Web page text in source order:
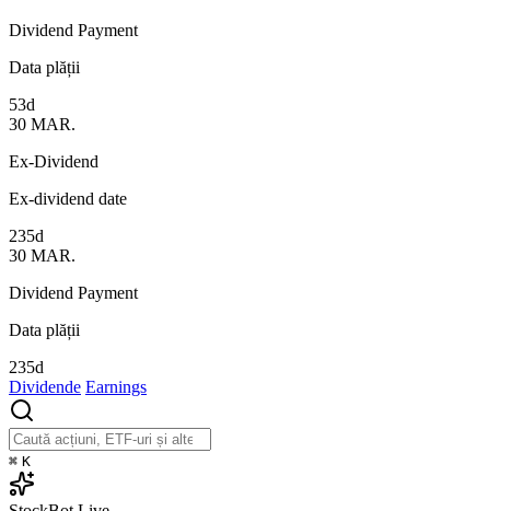
Dividend Payment
Data plății
53d
30 MAR.
Ex-Dividend
Ex-dividend date
235d
30 MAR.
Dividend Payment
Data plății
235d
Dividende Earnings
⌘ K